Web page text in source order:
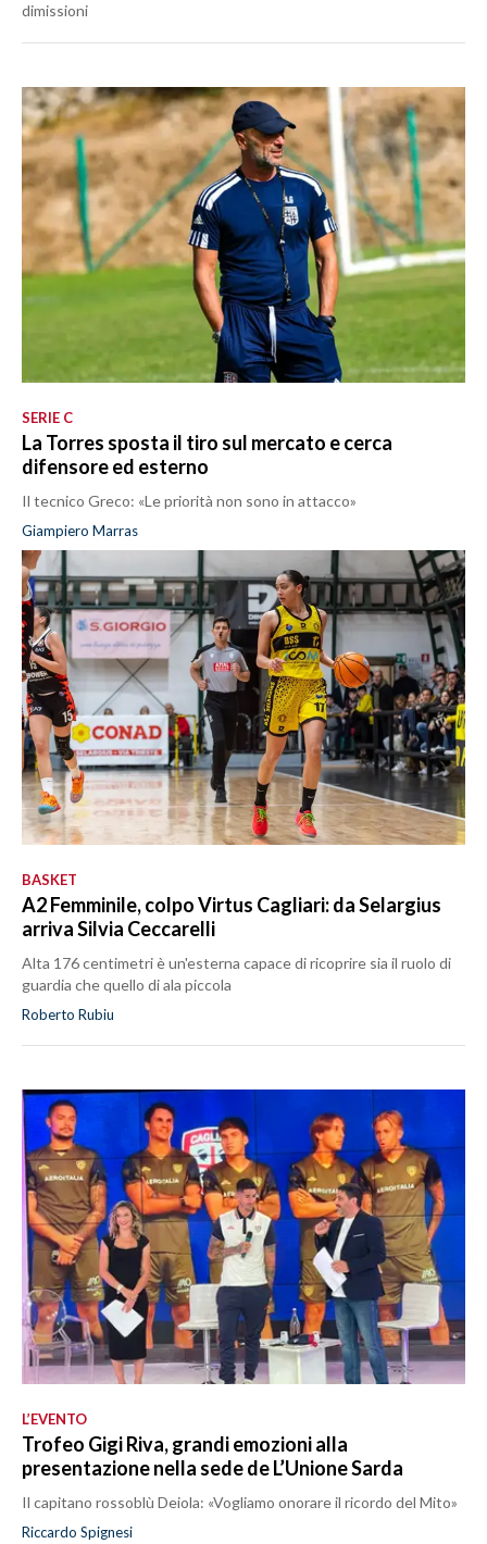
dimissioni
SERIE C
La Torres sposta il tiro sul mercato e cerca
difensore ed esterno
Il tecnico Greco: «Le priorità non sono in attacco»
Giampiero Marras
BASKET
A2 Femminile, colpo Virtus Cagliari: da Selargius
arriva Silvia Ceccarelli
Alta 176 centimetri è un'esterna capace di ricoprire sia il ruolo di
guardia che quello di ala piccola
Roberto Rubiu
L’EVENTO
Trofeo Gigi Riva, grandi emozioni alla
presentazione nella sede de L’Unione Sarda
Il capitano rossoblù Deiola: «Vogliamo onorare il ricordo del Mito»
Riccardo Spignesi